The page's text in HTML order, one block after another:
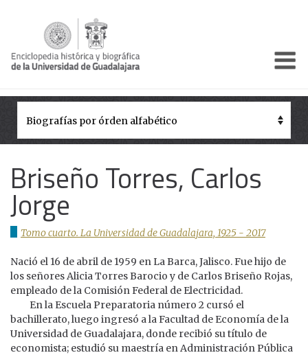
Presentación
Biografías
Documentos institucionales
Briseño Torres, Carlos
Jorge
Tomo cuarto. La Universidad de Guadalajara, 1925 - 2017
Nació el 16 de abril de 1959 en La Barca, Jalisco. Fue hijo de
los señores Alicia Torres Barocio y de Carlos Briseño Rojas,
empleado de la Comisión Federal de Electricidad.
En la Escuela Preparatoria número 2 cursó el
bachillerato, luego ingresó a la Facultad de Economía de la
Universidad de Guadalajara, donde recibió su título de
economista; estudió su maestría en Administración Pública